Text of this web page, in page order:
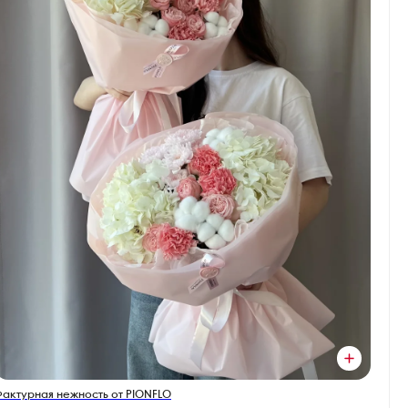
нежность от PIONFLO